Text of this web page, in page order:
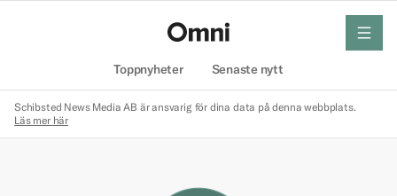
Toppnyheter Senaste nytt
meny
Schibsted News Media AB är ansvarig för dina data på denna webbplats.
Läs mer här